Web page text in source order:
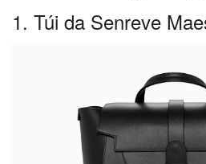
1. Túi da Senreve